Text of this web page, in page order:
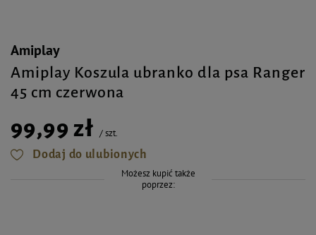
Amiplay
Amiplay Koszula ubranko dla psa Ranger
45 cm czerwona
99,99 zł /szt.
Dodaj do ulubionych
Możesz kupić także
poprzez: